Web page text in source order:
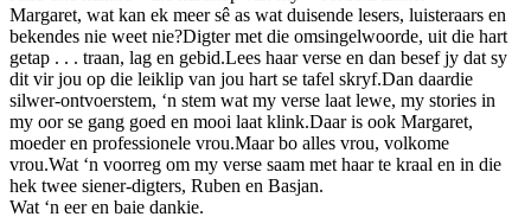
Margaret, wat kan ek meer sê as wat duisende lesers, luisteraars en
bekendes nie weet nie?Digter met die omsingelwoorde, uit die hart
getap . . . traan, lag en gebid.Lees haar verse en dan besef jy dat sy
dit vir jou op die leiklip van jou hart se tafel skryf.Dan daardie
silwer-ontvoerstem, ‘n stem wat my verse laat lewe, my stories in
my oor se gang goed en mooi laat klink.Daar is ook Margaret,
moeder en professionele vrou.Maar bo alles vrou, volkome
vrou.Wat ‘n voorreg om my verse saam met haar te kraal en in die
hek twee siener-digters, Ruben en Basjan.
Wat ‘n eer en baie dankie.